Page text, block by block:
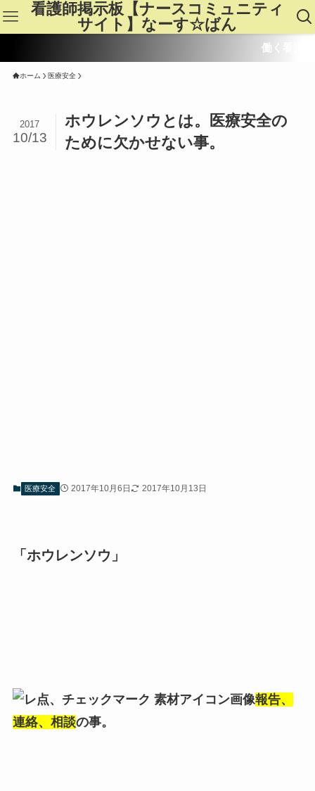
看護師掲示板【ナースコミュニティ
サイト】なーす☆ばん
働く看護師皆さん
ホーム 医療安全
ホウレンソウとは。医療安全の
ために欠かせない事。
2017
10/13
医療安全 2017年10月6日 2017年10月13日
「ホウレンソウ」
報告、
連絡、相談の事。